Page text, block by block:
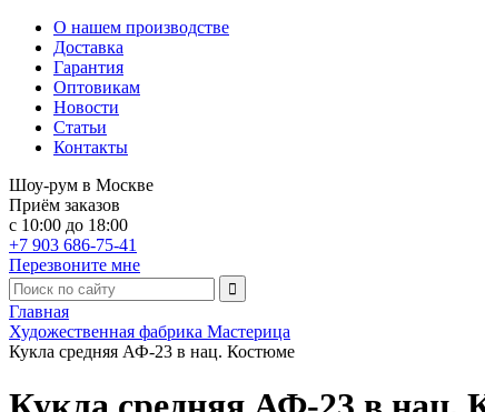
О нашем производстве
Доставка
Гарантия
Оптовикам
Новости
Статьи
Контакты
Шоу-рум в Москве
Приём заказов
с 10:00 до 18:00
+7 903 686-75-41
Перезвоните мне
Главная
Художественная фабрика Мастерица
Кукла средняя АФ-23 в нац. Костюме